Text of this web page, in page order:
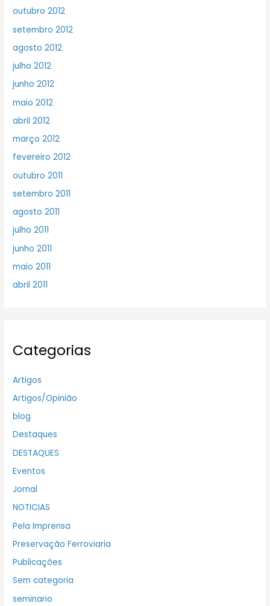
outubro 2012
setembro 2012
agosto 2012
julho 2012
junho 2012
maio 2012
abril 2012
março 2012
fevereiro 2012
outubro 2011
setembro 2011
agosto 2011
julho 2011
junho 2011
maio 2011
abril 2011
Categorias
Artigos
Artigos/Opinião
blog
Destaques
DESTAQUES
Eventos
Jornal
NOTICIAS
Pela Imprensa
Preservação Ferroviaria
Publicações
Sem categoria
seminario